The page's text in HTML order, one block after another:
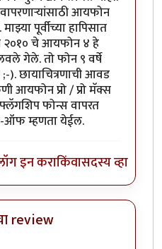
आयफोन
पूर्वीच्या हापिसात
चे आयफोन ४ हे
गेले. तो फोन ९ वर्षे
). छायाचित्रणाची आवड
आयफोन प्रो / प्रो मॅक्स
फोन्स वापरत
ऑफ म्हणता येईल.
इन कराकिंवासदस्य व्हा
review